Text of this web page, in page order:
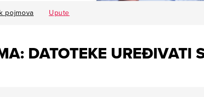
pojmova Upute
DATOTEKE UREĐIVATI